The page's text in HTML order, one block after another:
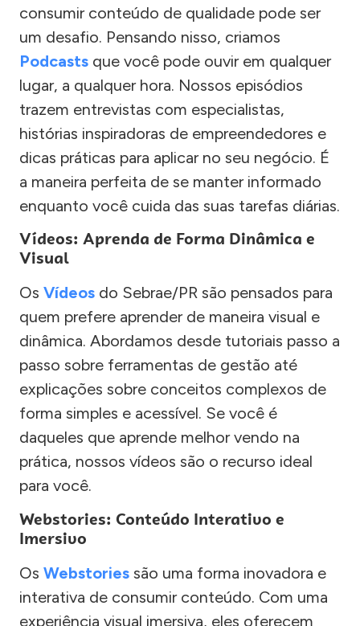
consumir conteúdo de qualidade pode ser
um desafio. Pensando nisso, criamos
Podcasts que você pode ouvir em qualquer
lugar, a qualquer hora. Nossos episódios
trazem entrevistas com especialistas,
histórias inspiradoras de empreendedores e
dicas práticas para aplicar no seu negócio. É
a maneira perfeita de se manter informado
enquanto você cuida das suas tarefas diárias.
Vídeos: Aprenda de Forma Dinâmica e
Visual
Os Vídeos do Sebrae/PR são pensados para
quem prefere aprender de maneira visual e
dinâmica. Abordamos desde tutoriais passo a
passo sobre ferramentas de gestão até
explicações sobre conceitos complexos de
forma simples e acessível. Se você é
daqueles que aprende melhor vendo na
prática, nossos vídeos são o recurso ideal
para você.
Webstories: Conteúdo Interativo e
Imersivo
Os Webstories são uma forma inovadora e
interativa de consumir conteúdo. Com uma
experiência visual imersiva, eles oferecem